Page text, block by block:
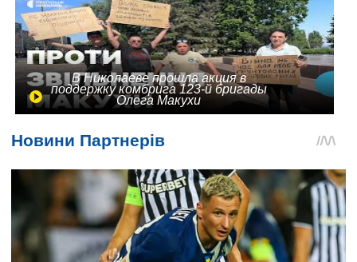
В Николаеве прошла акция в
поддержку комбрига 123-й бригады
Олега Макухи